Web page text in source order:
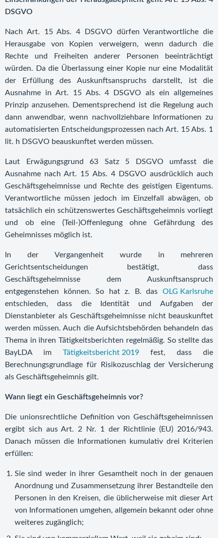
DSGVO
Nach Art. 15 Abs. 4 DSGVO dürfen Verantwortliche die
Herausgabe von Kopien verweigern, wenn dadurch die
Rechte und Freiheiten anderer Personen beeinträchtigt
würden. Da die Überlassung einer Kopie nur eine Modalität
der Erfüllung des Auskunftsanspruchs darstellt, ist die
Ausnahme in Art. 15 Abs. 4 DSGVO als ein allgemeines
Prinzip anzusehen. Dementsprechend ist die Regelung auch
dann anwendbar, wenn nachvollziehbare Informationen zu
automatisierten Entscheidungsprozessen nach Art. 15 Abs. 1
lit. h DSGVO beauskunftet werden müssen.
Laut Erwägungsgrund 63 Satz 5 DSGVO umfasst die
Ausnahme nach Art. 15 Abs. 4 DSGVO ausdrücklich auch
Geschäftsgeheimnisse und Rechte des geistigen Eigentums.
Verantwortliche müssen jedoch im Einzelfall abwägen, ob
tatsächlich ein schützenswertes Geschäftsgeheimnis vorliegt
und ob eine (Teil-)Offenlegung ohne Gefährdung des
Geheimnisses möglich ist.
In der Vergangenheit wurde in mehreren
Gerichtsentscheidungen bestätigt, dass
Geschäftsgeheimnisse dem Auskunftsanspruch
entgegenstehen können. So hat z. B. das OLG Karlsruhe
entschieden, dass die Identität und Aufgaben der
Dienstanbieter als Geschäftsgeheimnisse nicht beauskunftet
werden müssen. Auch die Aufsichtsbehörden behandeln das
Thema in ihren Tätigkeitsberichten regelmäßig. So stellte das
BayLDA im Tätigkeitsbericht 2019 fest, dass die
Berechnungsgrundlage für Risikozuschlag der Versicherung
als Geschäftsgeheimnis gilt.
Wann liegt ein Geschäftsgeheimnis vor?
Die unionsrechtliche Definition von Geschäftsgeheimnissen
ergibt sich aus Art. 2 Nr. 1 der Richtlinie (EU) 2016/943.
Danach müssen die Informationen kumulativ drei Kriterien
erfüllen:
Sie sind weder in ihrer Gesamtheit noch in der genauen
Anordnung und Zusammensetzung ihrer Bestandteile den
Personen in den Kreisen, die üblicherweise mit dieser Art
von Informationen umgehen, allgemein bekannt oder ohne
weiteres zugänglich;